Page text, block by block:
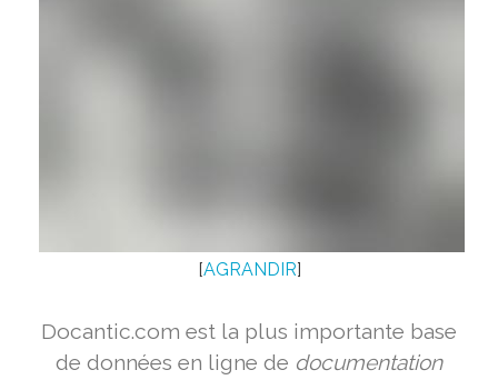
[AGRANDIR]
Docantic.com est la plus importante base
de données en ligne de documentation